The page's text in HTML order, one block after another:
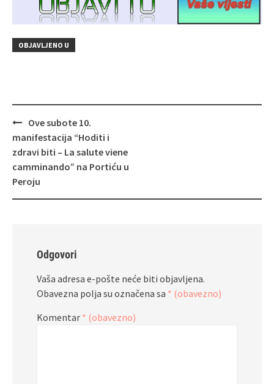
OBJAVLJENO U
Navigacija
objava
Ove subote 10.
manifestacija “Hoditi i
zdravi biti – La salute viene
camminando” na Portiću u
Peroju
Odgovori
Vaša adresa e-pošte neće biti objavljena.
Obavezna polja su označena sa * (obavezno)
Komentar * (obavezno)